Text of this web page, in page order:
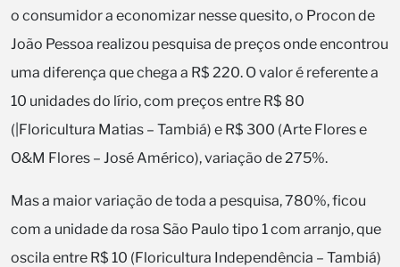
o consumidor a economizar nesse quesito, o Procon de
João Pessoa realizou pesquisa de preços onde encontrou
uma diferença que chega a R$ 220. O valor é referente a
10 unidades do lírio, com preços entre R$ 80
(|Floricultura Matias – Tambiá) e R$ 300 (Arte Flores e
O&M Flores – José Américo), variação de 275%.
Mas a maior variação de toda a pesquisa, 780%, ficou
com a unidade da rosa São Paulo tipo 1 com arranjo, que
oscila entre R$ 10 (Floricultura Independência – Tambiá)